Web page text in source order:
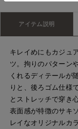
アイテム説明
キレイめにもカジュ
ツ。拘りのパターン
くれるディテールが
りと、後ろゴム仕様
とストレッチで穿き
表面感が特徴のサキ
レイなオリジナルカ